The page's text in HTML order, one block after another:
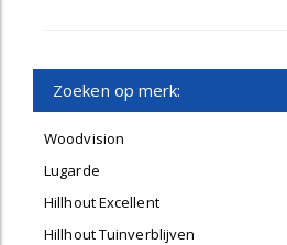
Zoeken op merk:
Woodvision
Lugarde
Hillhout Excellent
Hillhout Tuinverblijven